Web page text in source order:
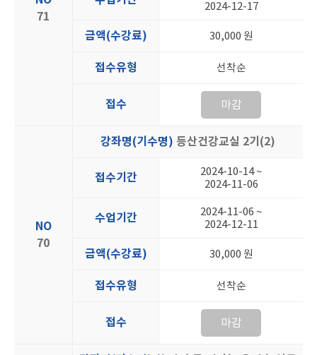
71
2024-12-17
금액(수강료) 30,000 원
접수유형 선착순
접수 마감
NO
70
강좌명(기수명) 등산건강교실 2기(2)
접수기간
2024-10-14 ~
2024-11-06
수업기간
2024-11-06 ~
2024-12-11
금액(수강료) 30,000 원
접수유형 선착순
접수 마감